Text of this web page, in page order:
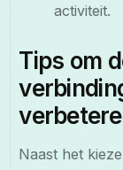
activiteit.
Tips om
Naast het